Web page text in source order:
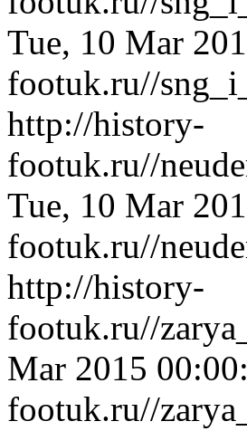
Tue, 10 Mar
footuk.ru//
http://history-
footuk.ru//
Tue, 10 Mar
footuk.ru//
http://history-
footuk.ru//
Mar 2015
footuk.ru//